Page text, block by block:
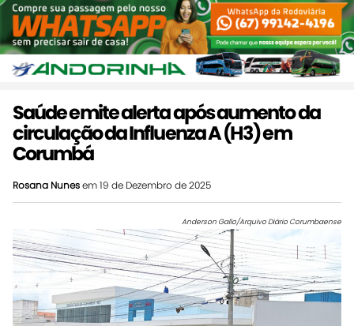
Saúde emite alerta após aumento da
circulação da Influenza A (H3) em
Corumbá
Rosana Nunesem 19 de Dezembro de 2025
Anderson Gallo/Arquivo Diário Corumbaense